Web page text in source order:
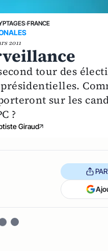
›FRANCE
2011
tour des
sur les
?
Giraud